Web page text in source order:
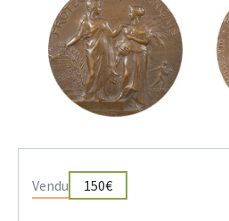
Vendu 150€